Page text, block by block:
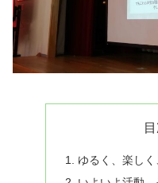
ゆるく、楽し